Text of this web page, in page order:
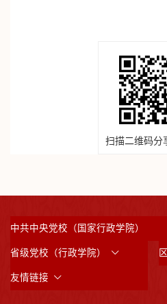
扫描二维码分
中共中央党校（国家行政学院）
省级党校（行政学院）
友情链接